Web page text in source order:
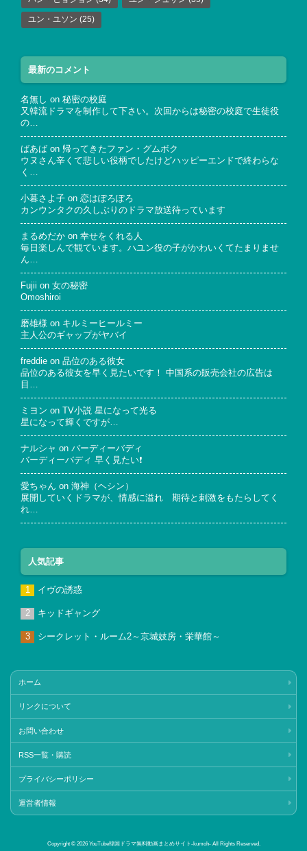
ユン・ユソン (25)
最新のコメント
名無し on 秘密の校庭
又韓流ドラマを制作して下さい。次回からは秘密の校庭で生徒役
の…
ばあば on 帰ってきたファン・グムボク
ウヌさん辛くて悲しい役柄でしたけどハッピーエンドで終わらな
く…
小暮さよ子 on 恋はぽろぽろ
カンウンタクの久しぶりのドラマ放送待っています
まるめだか on 幸せをくれる人
毎日楽しんで観ています。ハユン役の子がかわいくてたまりませ
ん…
Fujii on 女の秘密
Omoshiroi
磨雄様 on キルミーヒールミー
主人公のギャップがヤバイ
freddie on 品位のある彼女
品位のある彼女を早く見たいです！ 中国系の販売会社の広告は
目…
ミヨン on
TV小説 星になって光る
星になって輝くですが…
ナルシャ on バーディーバディ
バーディーバディ 早く見たい❗
愛ちゃん on 海神（ヘシン）
展開していくドラマが、情感に溢れ 期待と刺激をもたらしてく
れ…
人気記事
イヴの誘惑
キッドギャング
シークレット・ルーム2～京城妓房・栄華館～
ホーム
リンクについて
お問い合わせ
RSS一覧・購読
プライバシーポリシー
運営者情報
Copyright © 2026 YouTube韓国ドラマ無料動画まとめサイト‐kumoh‐ All Rights Reserved.